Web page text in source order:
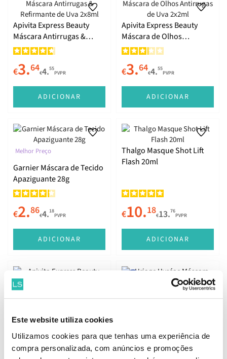
Este website utiliza cookies
Utilizamos cookies para que tenhas uma experiência de
compra personalizada, com anúncios e promoções
Apivita Express Beauty
Máscara Antirrugas &
Refirmante de Uva 2x8ml
€3.64€4.55
PVPR
ADICIONAR
Apivita Express Beauty
Máscara de Olhos
Antirrugas de Uva 2x2ml
€3.64€4.55
PVPR
ADICIONAR
Melhor Preço
Garnier Máscara de Tecido
Apaziguante 28g
€2.86€4.18
PVPR
ADICIONAR
Thalgo Masque Shot Lift
Flash 20ml
€10.18€13.76
PVPR
ADICIONAR
Creme Esfoliante Intensivo
de Azeitona 2x8ml
€3.64 €4.55
PVPR
Uriage Hyséac Máscara
€14. 59€19.99
PVPR